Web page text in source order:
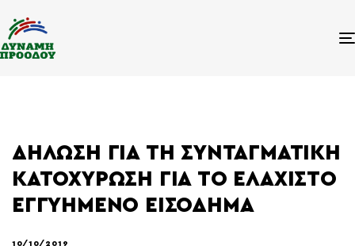
ΔΗΛΩΣΗ ΓΙΑ ΤΗ ΣΥΝΤΑΓΜΑΤΙΚΗ
ΚΑΤΟΧΥΡΩΣΗ ΓΙΑ ΤΟ ΕΛΑΧΙΣΤΟ
ΕΓΓΥΗΜΕΝΟ ΕΙΣΟΔΗΜΑ
10/10/2019